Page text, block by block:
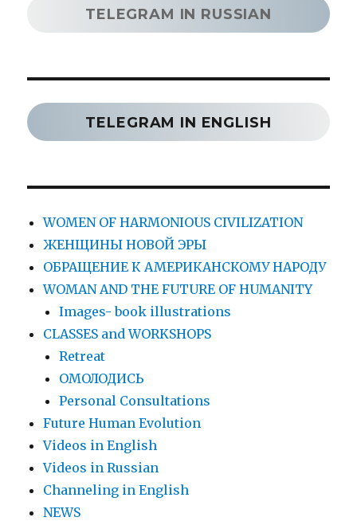
TELEGRAM IN RUSSIAN
TELEGRAM IN ENGLISH
WOMEN OF HARMONIOUS CIVILIZATION
ЖЕНЩИНЫ НОВОЙ ЭРЫ
ОБРАЩЕНИЕ К АМЕРИКАНСКОМУ НАРОДУ
WOMAN AND THE FUTURE OF HUMANITY
Images- book illustrations
CLASSES and WORKSHOPS
Retreat
ОМОЛОДИСЬ
Personal Consultations
Future Human Evolution
Videos in English
Videos in Russian
Сhanneling in English
NEWS